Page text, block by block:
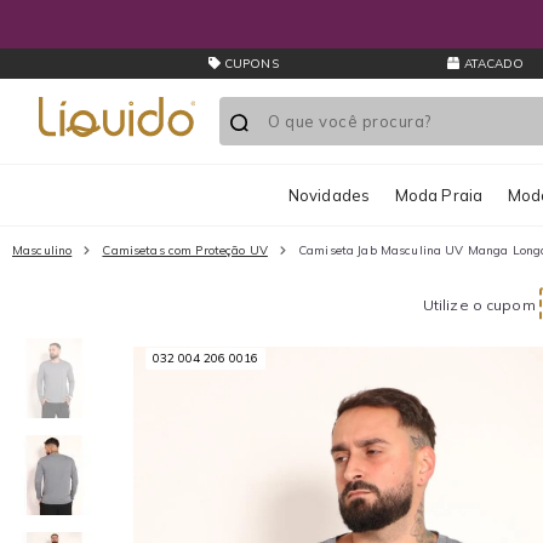
CUPONS ATACADO
Novidades Moda Praia
Masculino Camisetas com Proteção UV Camiseta Jab Masculina UV Manga
Utilize o cupom
032 004 206 0016